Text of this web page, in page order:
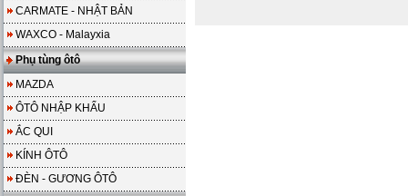
CARMATE - NHẬT BẢN
WAXCO - Malayxia
Phụ tùng ôtô
MAZDA
ÔTÔ NHẬP KHẨU
ẮC QUI
KÍNH ÔTÔ
ĐÈN - GƯƠNG ÔTÔ